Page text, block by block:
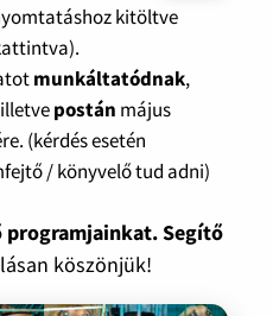
kitöltve
munkáltatódnak,
postán május
(kérdés esetén
/ könyvelő tud adni)
programjainkat. Segítő
köszönjük!